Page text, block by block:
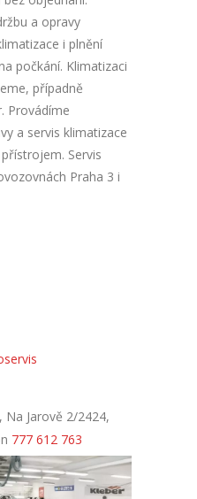
a opravy
i plnění
počkání. Klimatizaci
případně
Provádíme
a servis klimatizace
Servis
Praha 3 i
Na Jarově 2/2424,
777 612 763